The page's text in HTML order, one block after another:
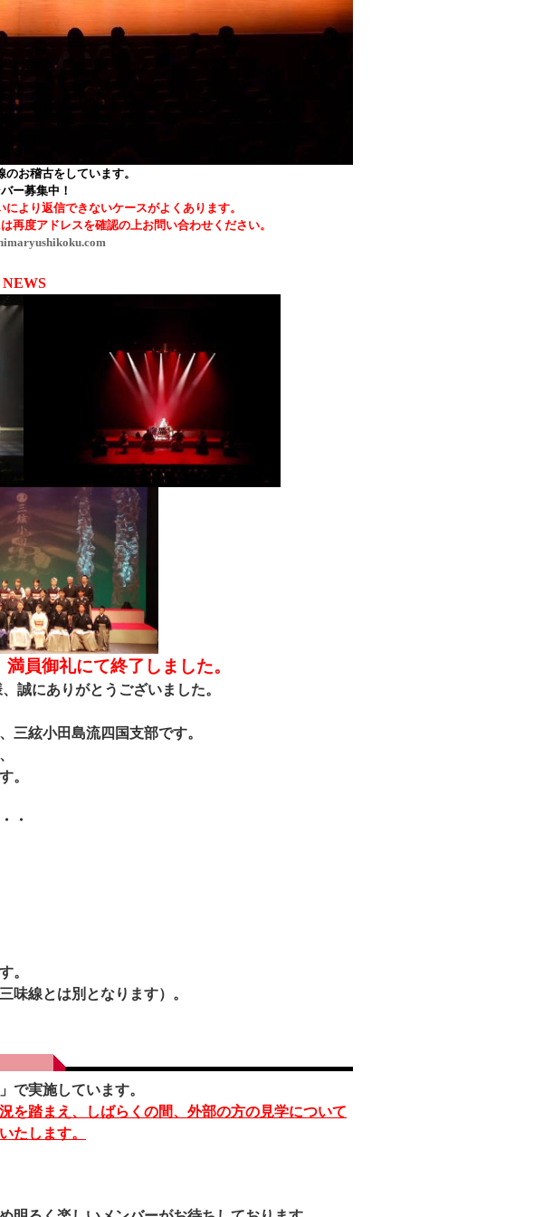
お稽古をしています。
ー募集中！
より返信できないケースがよくあります。
再度アドレスを確認の上お問い合わせください。
NEWS
員御礼にて終了しました。
誠にありがとうございました。
三絃小田島流四国支部です。
。
・
。
味線とは別となります）。
実施しています。
を踏まえ、しばらくの間、外部の方の見学について
たします。